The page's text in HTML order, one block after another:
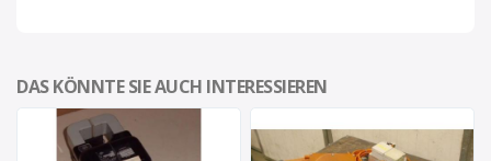
DAS KÖNNTE SIE AUCH INTERESSIEREN